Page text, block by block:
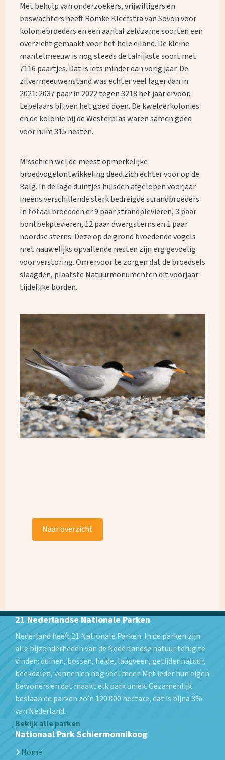
Waar ben je naar op zoek?
Met behulp van onderzoekers, vrijwilligers en
boswachters heeft Romke Kleefstra van Sovon voor
koloniebroeders en een aantal zeldzame soorten een
overzicht gemaakt voor het hele eiland. De kleine
mantelmeeuw is nog steeds de talrijkste soort met
7116 paartjes. Dat is iets minder dan vorig jaar. De
zilvermeeuwenstand was echter veel lager dan in
2021: 2037 paar in 2022 tegen 3218 het jaar ervoor.
Lepelaars blijven het goed doen. De kwelderkolonies
en de kolonie bij de Westerplas waren samen goed
voor ruim 315 nesten.
Misschien wel de meest opmerkelijke
broedvogelontwikkeling deed zich echter voor op de
Balg. In de lage duintjes huisden afgelopen voorjaar
ineens verschillende sterk bedreigde strandbroeders.
In totaal broedden er 9 paar strandplevieren, 3 paar
bontbekplevieren, 12 paar dwergsterns en 1 paar
noordse sterns. Deze op de grond broedende vogels
met nauwelijks opvallende nesten zijn erg gevoelig
voor verstoring. Om ervoor te zorgen dat de broedsels
slaagden, plaatste Natuurmonumenten dit voorjaar
tijdelijke borden.
Naar overzicht
21 Nederlandse Nationale Parken
Nederland heeft 21 Nationale Parken. In de parken zijn
alle bijzonderheden van de Nederlandse natuur terug te
vinden: duinen, bossen, heide, laagveen, getijdennatuur,
beekdalen, vennen en nog veel meer. Met ieder hun eigen
bewoners en dat maakt elk park uniek. Gezamenlijk
beslaan de parken zo’n 120.000 hectare, dat is bijna 3%
van Nederland.
Bekijk alle parken
Nationaal Park Schiermonnikoog
Home